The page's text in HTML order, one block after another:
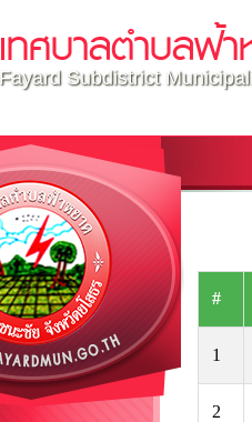
เทศบาลตำบลฟ้
Fayard Subdistrict
#
1
2